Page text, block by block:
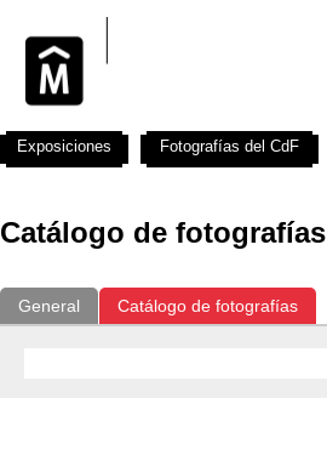
Catálogo de fotografías
General Catálogo de fotografías
Exposiciones Fotografías del CdF